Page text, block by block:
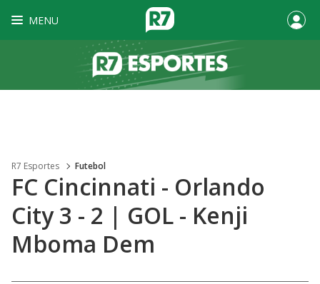
MENU
R7 Esportes Futebol
FC Cincinnati - Orlando
City 3 - 2 | GOL - Kenji
Mboma Dem